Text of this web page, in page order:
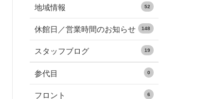
地域情報 52
休館日／営業時間のお知らせ 148
スタッフブログ 19
参代目 0
フロント 6